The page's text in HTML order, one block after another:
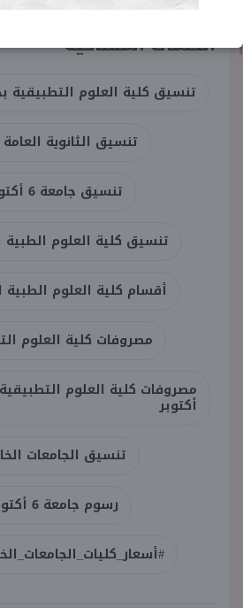
الكلمات المفتاحية
تنسيق كلية العلوم التطبيقية بجامعة
تنسيق الثانوية العامة
تنسيق جامعة 6 أكتوبر
تنسيق كلية العلوم الطبية
أقسام كلية العلوم الطبية
مصروفات كلية العلوم
أكتوبر
تنسيق الجامعات
رسوم جامعة 6 أكتوبر